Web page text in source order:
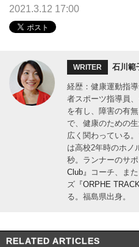
2021.3.12 17:00
WRITER 石川範
経歴：健康運動指
者スポーツ指導員
を有し、障害の有
で、健康のための
広く関わっている
は高校2年時のホノ
秒。ランナーのサポ
Club』
コーチ、ま
ズ 『ORPHE TRACK
る。福島県出身。
RELATED ARTICLES